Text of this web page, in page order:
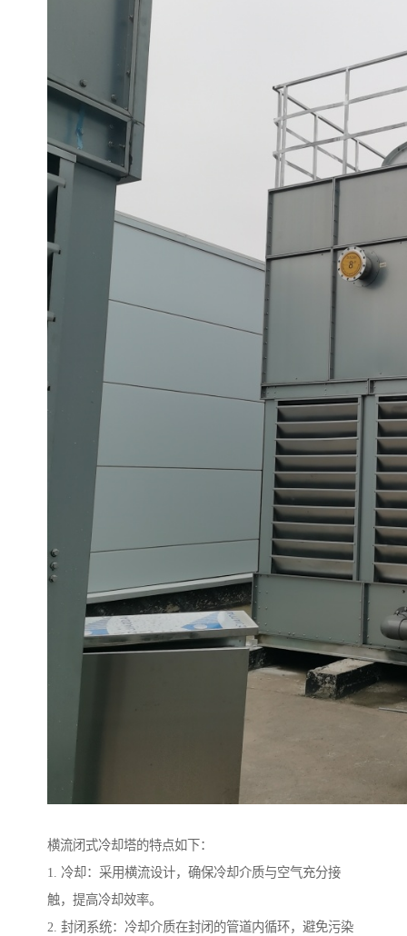
横流闭式冷却塔的特点如下：
1. 冷却：采用横流设计，确保冷却介质与空气充分接
触，提高冷却效率。
2. 封闭系统：冷却介质在封闭的管道内循环，避免污染